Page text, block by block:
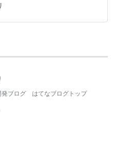
発ブログ
はてなブログトップ